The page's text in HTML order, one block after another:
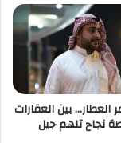
العطار… بين العقارات
نجاح تلهم جيل